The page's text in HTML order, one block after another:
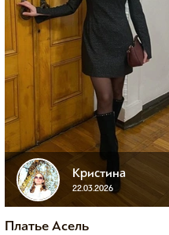
Кристина
22.03.2026
Платье Асель